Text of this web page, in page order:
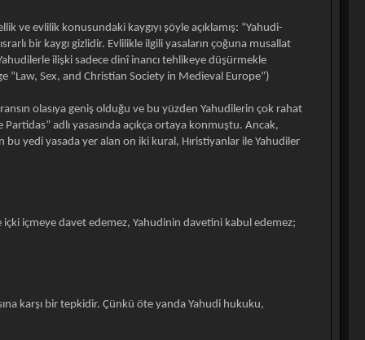
ve evlilik konusundaki kaygıyı şöyle açıklamış: “Yahudi-
bir kaygı gizlidir. Evlilikle ilgili yasaların çoğuna musallat
ilişki sadece dinî inancı tehlikeye düşürmekle
“Law, Sex, and Christian Society in Medieval Europe”)
olasıya geniş olduğu ve bu yüzden Yahudilerin çok rahat
adlı yasasında açıkça ortaya konmuştu. Ancak,
yedi yasada yer alan on iki kural, Hıristiyanlar ile Yahudiler
içmeye davet edemez, Yahudinin davetini kabul edemez;
karşı bir tepkidir. Çünkü öte yanda Yahudi hukuku,